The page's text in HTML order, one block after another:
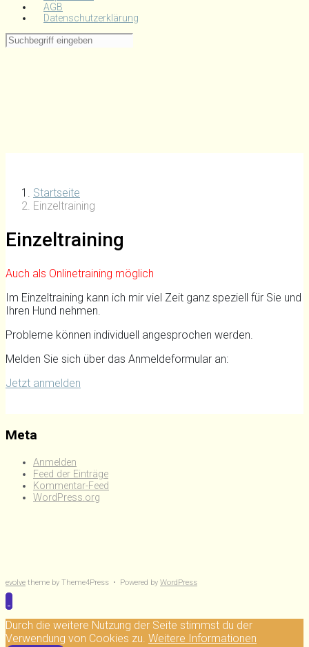
AGB
Datenschutzerklärung
Startseite
Einzeltraining
Einzeltraining
Auch als Onlinetraining möglich
Im Einzeltraining kann ich mir viel Zeit ganz speziell für Sie und
Ihren Hund nehmen.
Probleme können individuell angesprochen werden.
Melden Sie sich über das Anmeldeformular an:
Jetzt anmelden
Meta
Anmelden
Feed der Einträge
Kommentar-Feed
WordPress.org
evolve theme by Theme4Press • Powered by WordPress
Durch die weitere Nutzung der Seite stimmst du der
Verwendung von Cookies zu. Weitere Informationen